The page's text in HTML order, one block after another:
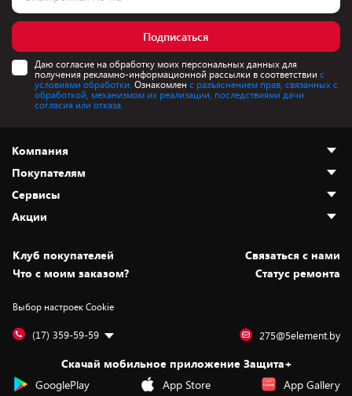
Подписаться
Даю согласие на обработку моих персональных данных для
получения рекламно-информационной рассылки в соответствии с
условиями обработки. Ознакомлен с разъяснением прав, связанных с
обработкой, механизмом их реализации, последствиями дачи
согласия или отказа.
Компания
О нас
Адреса магазинов
Новости
Статьи и обзоры
Вакансии
Дай пять добру!
Покупателям
Как сделать заказ
Оплата и доставка
Безналичный расчёт
Обмен и возврат товара
Обработка персональных данных
Подарочные карты
Сервисы
Установка техники
Для игровых консолей
Для мобильных устройств
Для компьютеров
Сервисные центры
Акции
Скидки и промокоды
Белорусские товары
Бонусы
Оплата частями
Уценка
Клуб покупателей
Cвязаться с нами
Что с моим заказом?
Статус ремонта
Выбор настроек Cookie
(17) 359-59-59 275@5element.by
Скачай мобильное приложение Защита+
GooglePlay
App Store App Gallery